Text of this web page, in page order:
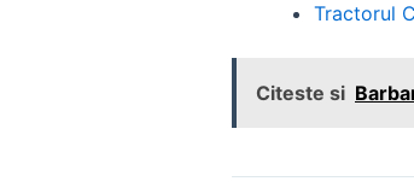
Tractorul
Citeste si